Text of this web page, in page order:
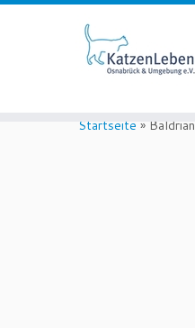
Startseite » Baldrian